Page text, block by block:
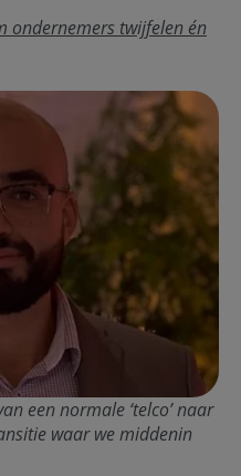
ondernemers twijfelen én
een normale ‘telco’ naar
waar we middenin